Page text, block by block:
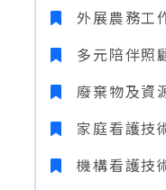
外展農務工
多元陪伴照
廢棄物及資
家庭看護技
機構看護技